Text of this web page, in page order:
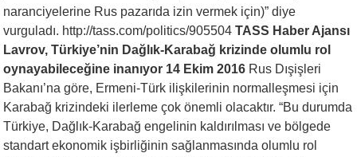
naranciyelerine Rus pazarıda izin vermek için)” diye
vurguladı. http://tass.com/politics/905504TASS Haber Ajansı
Lavrov, Türkiye’nin Dağlık-Karabağ krizinde olumlu rol
oynayabileceğine inanıyor 14 Ekim 2016 Rus Dışişleri
Bakanı’na göre, Ermeni-Türk ilişkilerinin normalleşmesi için
Karabağ krizindeki ilerleme çok önemli olacaktır. “Bu durumda
Türkiye, Dağlık-Karabağ engelinin kaldırılması ve bölgede
standart ekonomik işbirliğinin sağlanmasında olumlu rol